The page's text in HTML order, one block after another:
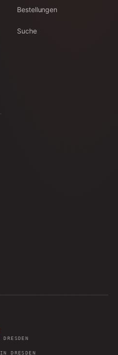
Bestellungen
Suche
DRESDEN
DRESDEN